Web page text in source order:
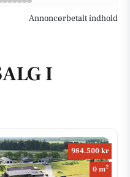
Annoncørbetalt indhold
I
984.500 kr
0 m2